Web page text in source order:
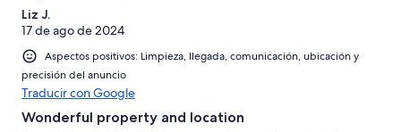
Liz J.
17 de ago de 2024
Aspectos positivos: Limpieza, llegada, comunicación, ubicación y
precisión del anuncio
Traducir con Google
Wonderful property and location